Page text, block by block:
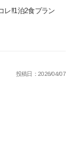
レ!!1泊2食プラン
投稿日：2026/04/07